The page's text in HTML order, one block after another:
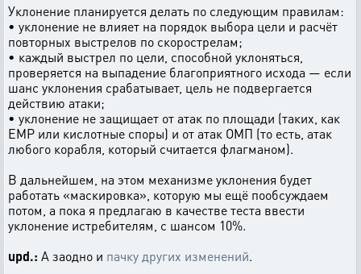
Уклонение планируется делать по следующим правилам:
• уклонение не влияет на порядок выбора цели и расчёт
повторных выстрелов по скорострелам;
• каждый выстрел по цели, способной уклоняться,
проверяется на выпадение благоприятного исхода — если
шанс уклонения срабатывает, цель не подвергается
действию атаки;
• уклонение не защищает от атак по площади (таких, как
EMP или кислотные споры) и от атак ОМП (то есть, атак
любого корабля, который считается флагманом).
В дальнейшем, на этом механизме уклонения будет
работать «маскировка», которую мы ещё пообсуждаем
потом, а пока я предлагаю в качестве теста ввести
уклонение истребителям, с шансом 10%.
upd.: А заодно и пачку других изменений.